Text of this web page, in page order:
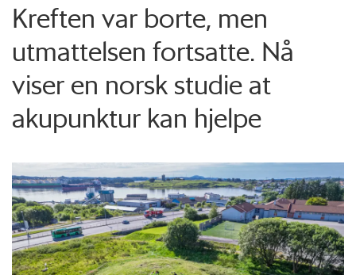
Kreften var borte, men
utmattelsen fortsatte. Nå
viser en norsk studie at
akupunktur kan hjelpe